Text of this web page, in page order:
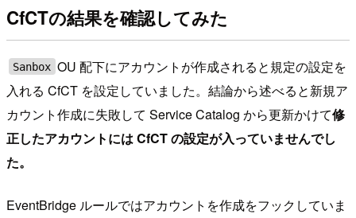
CfCTの結果を確認してみた
Sanbox OU 配下にアカウントが作成されると規定の設定を
入れる CfCT を設定していました。結論から述べると新規ア
カウント作成に失敗して Service Catalog から更新かけて修
正したアカウントには CfCT の設定が入っていませんでし
た。
EventBridge ルールではアカウントを作成をフックしていま